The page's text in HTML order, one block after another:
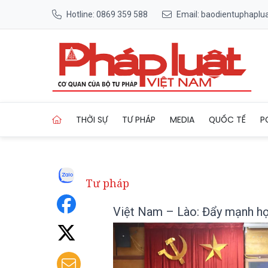
Hotline: 0869 359 588 Email:
THỜI SỰ TƯ PHÁP MEDIA QUỐC TẾ
Tư pháp
Việt Nam – Lào: Đẩy mạnh